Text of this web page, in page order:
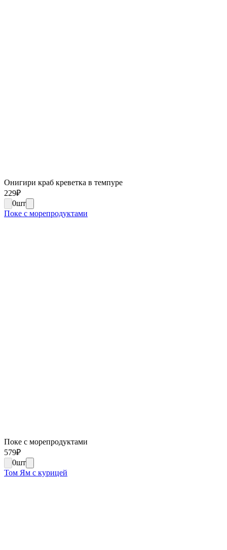
Онигири краб креветка в темпуре
229₽
0шт
Поке с морепродуктами
Поке с морепродуктами
579₽
0шт
Том Ям с курицей